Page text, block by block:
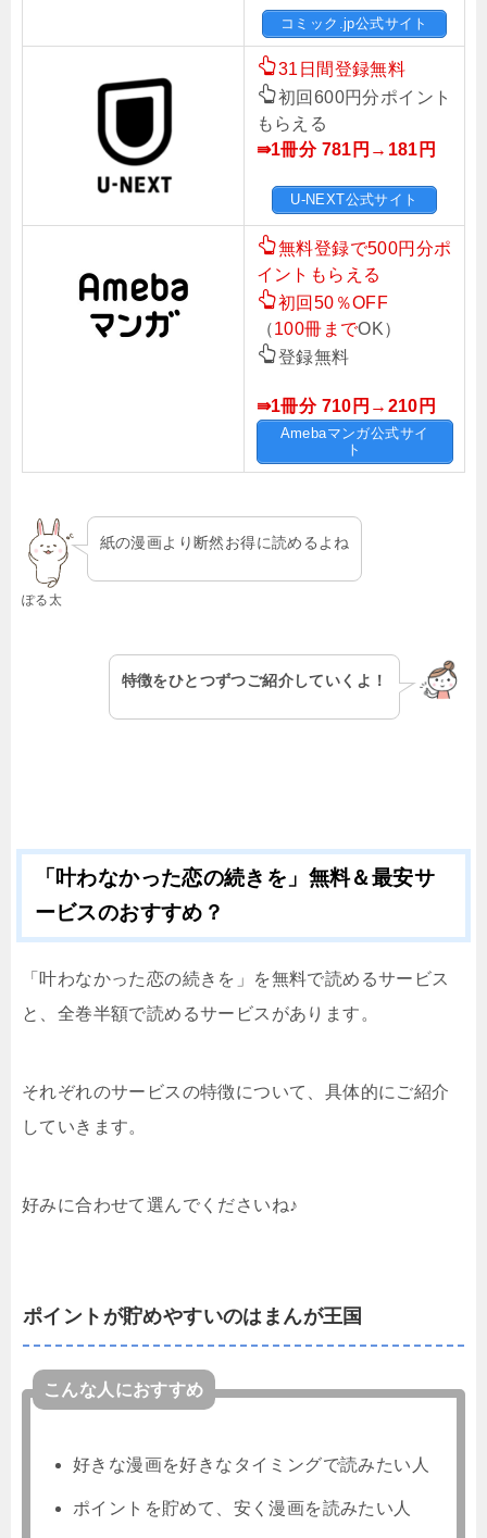
コミック.jp公式サイト
31日間登録無料
初回600円分ポイント
もらえる
⇛1冊分 781円→181円
U-NEXT公式サイト
無料登録で500円分ポ
イントもらえる
初回50％OFF
（100冊までOK）
登録無料
⇛1冊分 710円→210 円
Amebaマンガ公式サイ
ト
ぽる太
紙の漫画より断然お得に読めるよね
特徴をひとつずつご紹介していくよ！
「叶わなかった恋の続きを」無料＆最安サ
ービスのおすすめ？
「叶わなかった恋の続きを」を無料で読めるサービス
と、全巻半額で読めるサービスがあります。
それぞれのサービスの特徴について、具体的にご紹介
していきます。
好みに合わせて選んでくださいね♪
ポイントが貯めやすいのはまんが王国
こんな人におすすめ
好きな漫画を好きなタイミングで読みたい人
ポイントを貯めて、安く漫画を読みたい人